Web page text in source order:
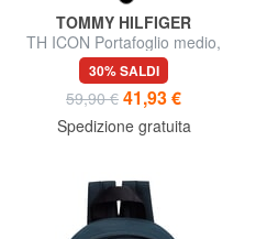
TOMMY HILFIGER
TH ICON Portafoglio medio,
ziparound
30% SALDI
59,90 € 41,93 €
Spedizione gratuita